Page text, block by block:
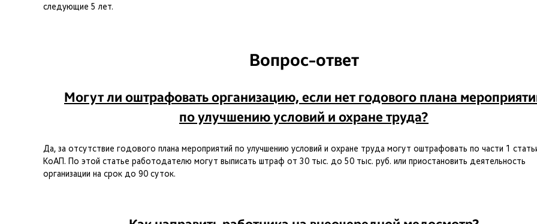
следующие 5 лет.
Вопрос-ответ
Могут ли оштрафовать организацию, если нет годового плана
по улучшению условий и охране труда?
Да, за отсутствие годового плана мероприятий по улучшению условий и охране труда могут оштрафовать по части 1
КоАП. По этой статье работодателю могут выписать штраф от 30 тыс. до 50 тыс. руб. или приостановить деятельность
организации на срок до 90 суток.